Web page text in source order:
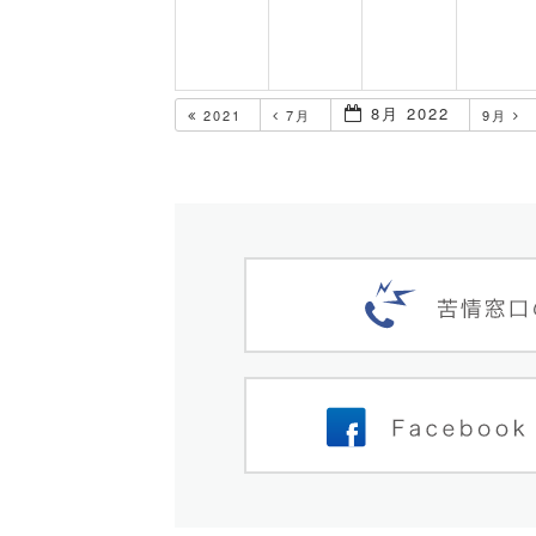
2021 7月 8月 2022 9月